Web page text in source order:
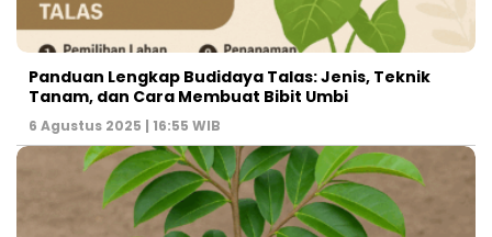
Panduan Lengkap Budidaya Talas: Jenis, Teknik
Tanam, dan Cara Membuat Bibit Umbi
6 Agustus 2025 | 16:55 WIB